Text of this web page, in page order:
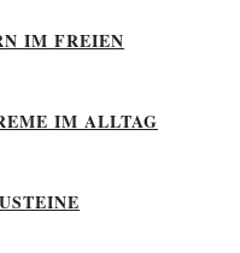
IM FREIEN
IM ALLTAG